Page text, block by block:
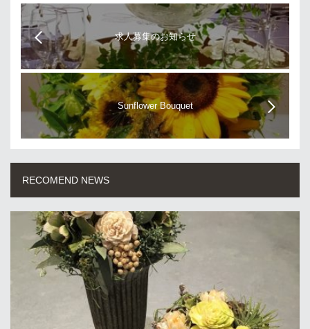
求人募集のお知らせ
Sunflower Bouquet
RECOMEND NEWS